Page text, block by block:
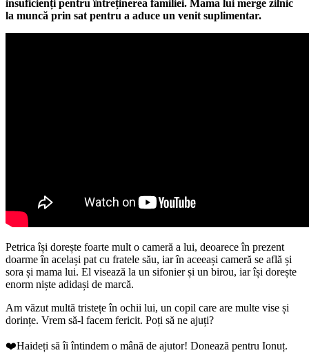
insuficienți pentru întreținerea familiei. Mama lui merge zilnic
la muncă prin sat pentru a aduce un venit suplimentar.
Petrica își dorește foarte mult o cameră a lui, deoarece în prezent
doarme în același pat cu fratele său, iar în aceeași cameră se află și
sora și mama lui. El visează la un sifonier și un birou, iar își dorește
enorm niște adidași de marcă.
Am văzut multă tristețe în ochii lui, un copil care are multe vise și
dorințe. Vrem să-l facem fericit. Poți să ne ajuți?
❤️Haideți să îi întindem o mână de ajutor! Donează pentru Ionuț.